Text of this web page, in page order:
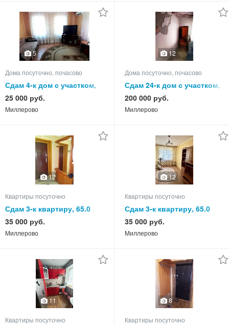
5
Дома посуточно, почасово
Сдам 4-к дом с участком,
75.0 кв.м, этажей 1
25 000 руб.
Миллерово
12
Дома посуточно, почасово
Сдам 24-к дом с участком,
550.0 кв.м, этажей 3
200 000 руб.
Миллерово
12
Квартиры посуточно
Сдам 3-к квартиру, 65.0
кв.м, этаж 4 из 5
35 000 руб.
Миллерово
12
Квартиры посуточно
Сдам 3-к квартиру, 65.0
кв.м, этаж 3 из 3
35 000 руб.
Миллерово
11
Квартиры посуточно
8
Квартиры посуточно